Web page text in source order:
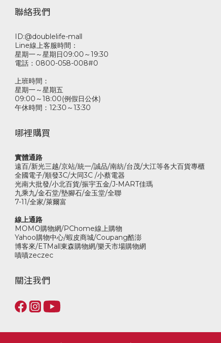
聯絡我們
ID:@doublelife-mall
Line線上客服時間：
星期一～星期日09:00～19:30
電話：0800-058-008#0
上班時間：
星期一～星期五
09:00～18:00(例假日公休)
午休時間：12:30～13:30
哪裡購買
實體通路
遠百/新光三越/京站/統一/誠品/南紡/台茂/大江等各大百貨專櫃
全國電子/順發3C/大同3C /小蔡電器
光南大批發/小北百貨/振宇五金/J-MART佳瑪
九乘九/金石堂/墊腳石/金玉堂/全聯
7-11/全家/萊爾富
線上通路
MOMO購物網/PChome線上購物
Yahoo購物中心/蝦皮商城/Coupang酷澎
博客來/ETMall東森購物網/樂天市場購物網
嘖嘖zeczec
關注我們